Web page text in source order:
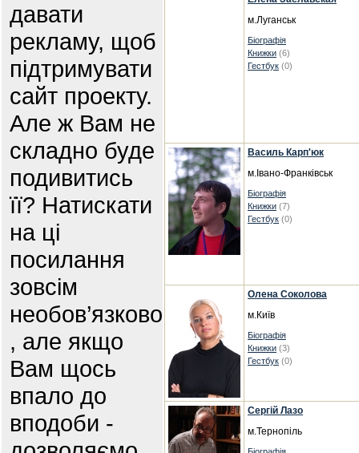
давати
рекламу, щоб
підтримувати
сайт проекту.
Але ж Вам не
складно буде
подивитись
її? Натискати
на ці
посилання
зовсім
необов’язково
, але якщо
Вам щось
впало до
вподоби -
м.Луганськ
Біографія
Книжки (6)
Гестбук (0)
Василь Карп'юк
м.Івано-Франківськ
Біографія
Книжки (7)
Гестбук (0)
Олена Соколова
м.Київ
Біографія
Книжки (3)
Гестбук (0)
Сергій Лазо
м.Тернопіль